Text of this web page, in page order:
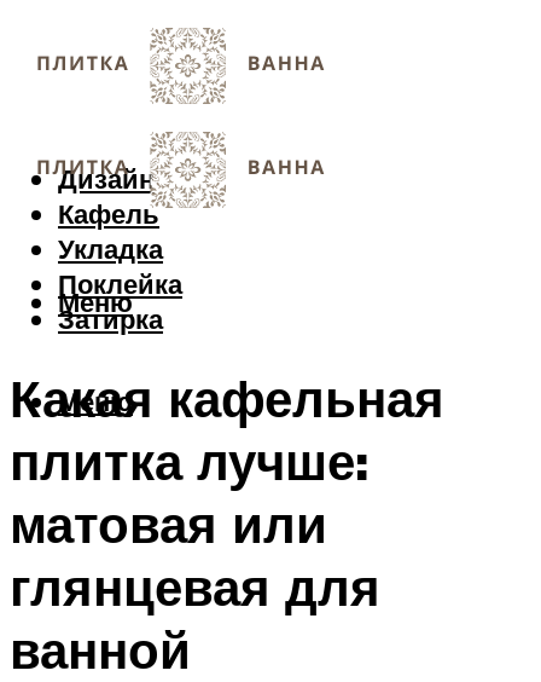
Дизайн
Кафель
Укладка
Поклейка
Затирка
Меню
Меню
Какая кафельная
плитка лучше:
матовая или
глянцевая для
ванной